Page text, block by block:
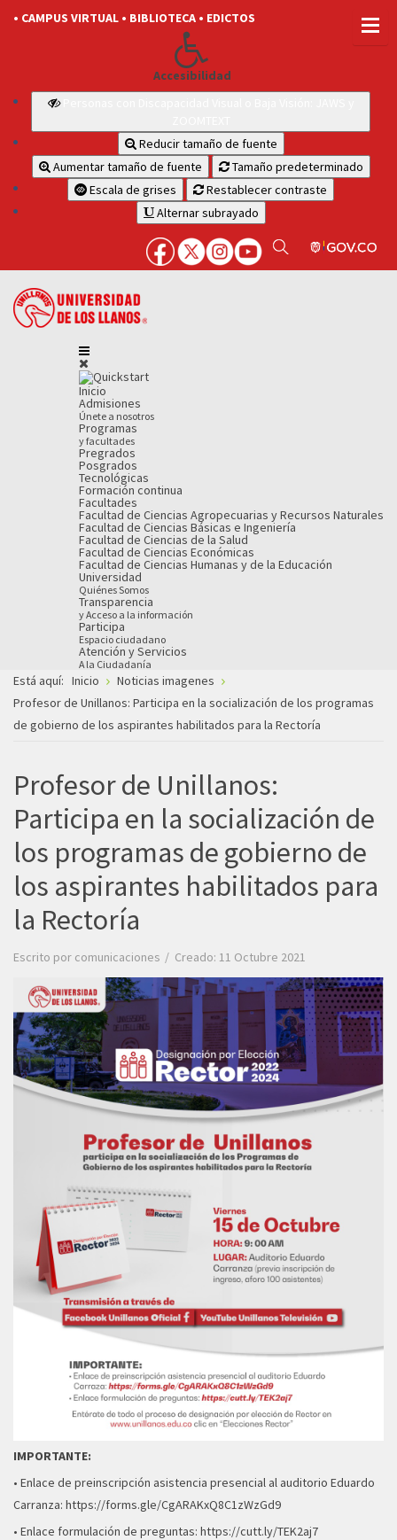
• CAMPUS VIRTUAL • BIBLIOTECA • EDICTOS
Accesibilidad
Reducir tamaño de fuente
Aumentar tamaño de fuente
Tamaño predeterminado
Escala de grises
Restablecer contraste
Alternar subrayado
Inicio
Admisiones
Únete a nosotros
Programas
y facultades
Pregrados
Posgrados
Tecnológicas
Formación continua
Facultades
Facultad de Ciencias Agropecuarias y Recursos Naturales
Facultad de Ciencias Básicas e Ingeniería
Facultad de Ciencias de la Salud
Facultad de Ciencias Económicas
Facultad de Ciencias Humanas y de la Educación
Universidad
Quiénes Somos
Transparencia
y Acceso a la información
Participa
Espacio ciudadano
Atención y Servicios
A la Ciudadanía
Está aquí: Inicio
Noticias imagenes
Profesor de Unillanos: Participa en la socialización de los programas
de gobierno de los aspirantes habilitados para la Rectoría
Profesor de Unillanos:
Participa en la socialización de
los programas de gobierno de
los aspirantes habilitados para
la Rectoría
Escrito por comunicaciones Creado: 11 Octubre 2021
IMPORTANTE:
• Enlace de preinscripción asistencia presencial al auditorio Eduardo
Carranza: https://forms.gle/CgARAKxQ8C1zWzGd9
• Enlace formulación de preguntas: https://cutt.ly/TEK2aj7